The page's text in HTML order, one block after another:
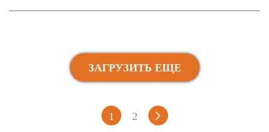
ЗАГРУЗИТЬ ЕЩЕ
1 2